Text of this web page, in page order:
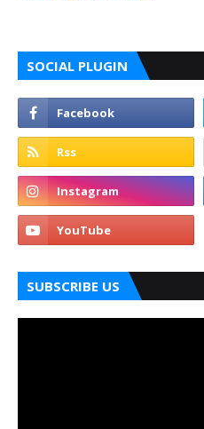
SOCIAL PLUGIN
SUBSCRIBE US